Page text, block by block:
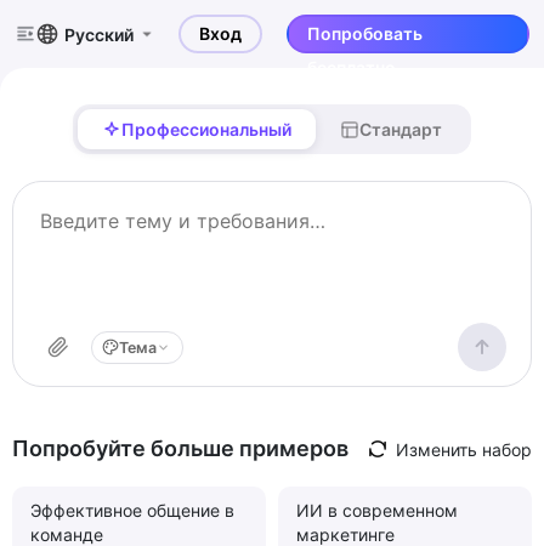
Русский Вход
Попробовать
Профессиональный Стандарт
Тема
Попробуйте больше примеров Изменить набор
Эффективное общение в
команде
ИИ в современном
маркетинге